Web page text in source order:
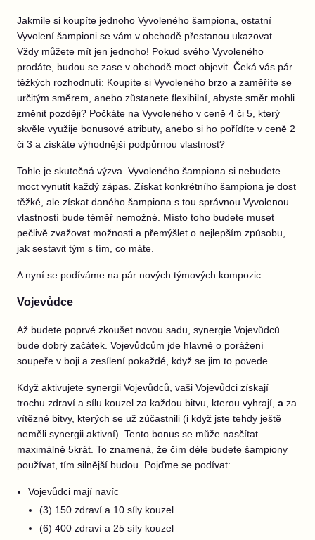
Jakmile si koupíte jednoho Vyvoleného šampiona, ostatní
Vyvolení šampioni se vám v obchodě přestanou ukazovat.
Vždy můžete mít jen jednoho! Pokud svého Vyvoleného
prodáte, budou se zase v obchodě moct objevit. Čeká vás pár
těžkých rozhodnutí: Koupíte si Vyvoleného brzo a zaměříte se
určitým směrem, anebo zůstanete flexibilní, abyste směr mohli
změnit později? Počkáte na Vyvoleného v ceně 4 či 5, který
skvěle využije bonusové atributy, anebo si ho pořídíte v ceně 2
či 3 a získáte výhodnější podpůrnou vlastnost?
Tohle je skutečná výzva. Vyvoleného šampiona si nebudete
moct vynutit každý zápas. Získat konkrétního šampiona je dost
těžké, ale získat daného šampiona s tou správnou Vyvolenou
vlastností bude téměř nemožné. Místo toho budete muset
pečlivě zvažovat možnosti a přemýšlet o nejlepším způsobu,
jak sestavit tým s tím, co máte.
A nyní se podíváme na pár nových týmových kompozic.
Vojevůdce
Až budete poprvé zkoušet novou sadu, synergie Vojevůdců
bude dobrý začátek. Vojevůdcům jde hlavně o porážení
soupeře v boji a zesílení pokaždé, když se jim to povede.
Když aktivujete synergii Vojevůdců, vaši Vojevůdci získají
trochu zdraví a sílu kouzel za každou bitvu, kterou vyhrají, a za
vítězné bitvy, kterých se už zúčastnili (i když jste tehdy ještě
neměli synergii aktivní). Tento bonus se může nasčítat
maximálně 5krát. To znamená, že čím déle budete šampiony
používat, tím silnější budou. Pojďme se podívat:
Vojevůdci mají navíc
(3) 150 zdraví a 10 síly kouzel
(6) 400 zdraví a 25 síly kouzel